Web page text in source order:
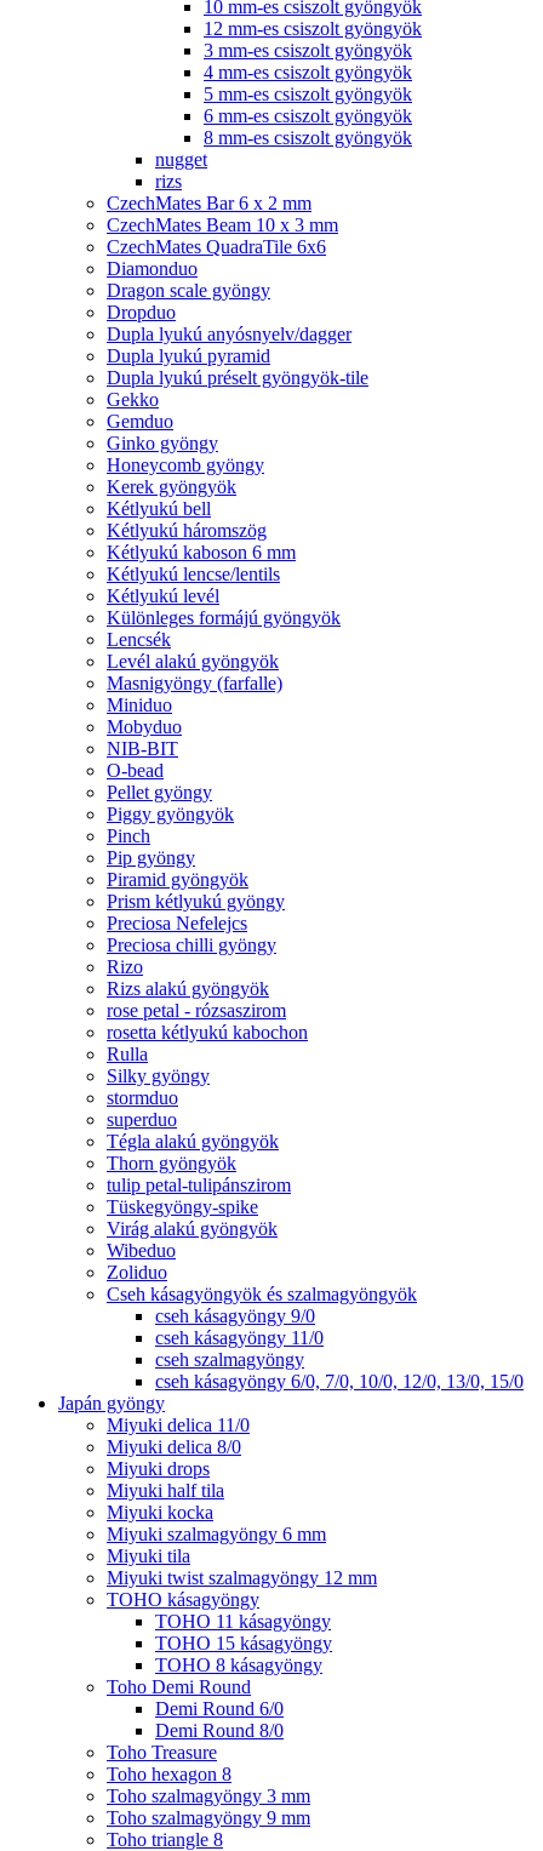
10 mm-es csiszolt gyöngyök
12 mm-es csiszolt gyöngyök
3 mm-es csiszolt gyöngyök
4 mm-es csiszolt gyöngyök
5 mm-es csiszolt gyöngyök
6 mm-es csiszolt gyöngyök
8 mm-es csiszolt gyöngyök
nugget
rizs
CzechMates Bar 6 x 2 mm
CzechMates Beam 10 x 3 mm
CzechMates QuadraTile 6x6
Diamonduo
Dragon scale gyöngy
Dropduo
Dupla lyukú anyósnyelv/dagger
Dupla lyukú pyramid
Dupla lyukú préselt gyöngyök-tile
Gekko
Gemduo
Ginko gyöngy
Honeycomb gyöngy
Kerek gyöngyök
Kétlyukú bell
Kétlyukú háromszög
Kétlyukú kaboson 6 mm
Kétlyukú lencse/lentils
Kétlyukú levél
Különleges formájú gyöngyök
Lencsék
Levél alakú gyöngyök
Masnigyöngy (farfalle)
Miniduo
Mobyduo
NIB-BIT
O-bead
Pellet gyöngy
Piggy gyöngyök
Pinch
Pip gyöngy
Piramid gyöngyök
Prism kétlyukú gyöngy
Preciosa Nefelejcs
Preciosa chilli gyöngy
Rizo
Rizs alakú gyöngyök
rose petal - rózsaszirom
rosetta kétlyukú kabochon
Rulla
Silky gyöngy
stormduo
superduo
Tégla alakú gyöngyök
Thorn gyöngyök
tulip petal-tulipánszirom
Tüskegyöngy-spike
Virág alakú gyöngyök
Wibeduo
Zoliduo
Cseh kásagyöngyök és szalmagyöngyök
cseh kásagyöngy 9/0
cseh kásagyöngy 11/0
cseh szalmagyöngy
cseh kásagyöngy 6/0, 7/0, 10/0, 12/0, 13/0, 15/0
Japán gyöngy
Miyuki delica 11/0
Miyuki delica 8/0
Miyuki drops
Miyuki half tila
Miyuki kocka
Miyuki szalmagyöngy 6 mm
Miyuki tila
Miyuki twist szalmagyöngy 12 mm
TOHO kásagyöngy
TOHO 11 kásagyöngy
TOHO 15 kásagyöngy
TOHO 8 kásagyöngy
Toho Demi Round
Demi Round 6/0
Demi Round 8/0
Toho Treasure
Toho hexagon 8
Toho szalmagyöngy 3 mm
Toho szalmagyöngy 9 mm
Toho triangle 8